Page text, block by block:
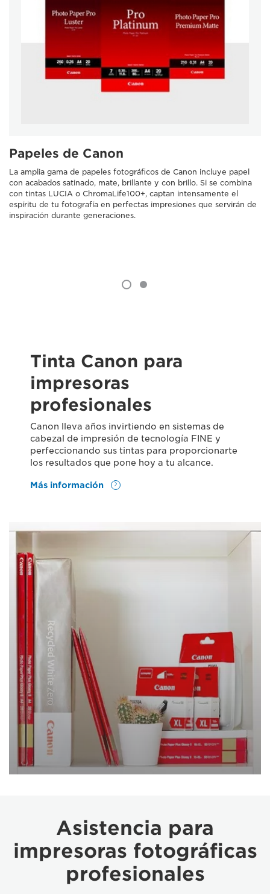
Papeles de Canon
La amplia gama de papeles fotográficos de Canon incluye papel
con acabados satinado, mate, brillante y con brillo. Si se combina
con tintas LUCIA o ChromaLife100+, captan intensamente el
espíritu de tu fotografía en perfectas impresiones que servirán de
inspiración durante generaciones.
Tinta Canon para
impresoras
profesionales
Canon lleva años invirtiendo en sistemas de
cabezal de impresión de tecnología FINE y
perfeccionando sus tintas para proporcionarte
los resultados que pone hoy a tu alcance.
Más información
Asistencia para
impresoras fotográficas
profesionales